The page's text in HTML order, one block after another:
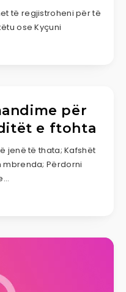
të regjistroheni për të
ose Kyçuni
për
e ftohta
jenë të thata; Kafshët
Përdorni